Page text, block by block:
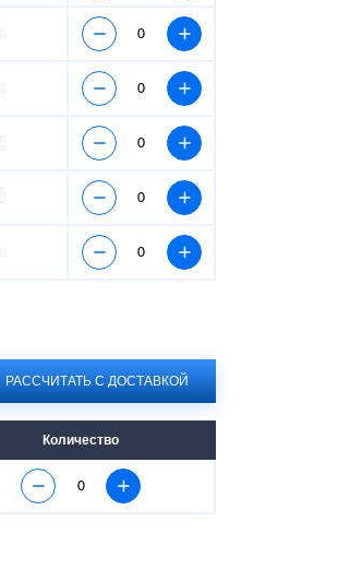
РАССЧИТАТЬ С ДОСТАВКОЙ
Количество